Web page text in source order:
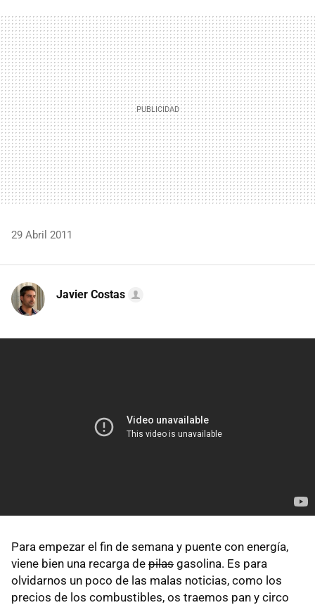
MAIL
29 Abril 2011
Javier Costas
Para empezar el fin de semana y puente con energía,
viene bien una recarga de pilas gasolina. Es para
olvidarnos un poco de las malas noticias, como los
precios de los combustibles, os traemos pan y circo